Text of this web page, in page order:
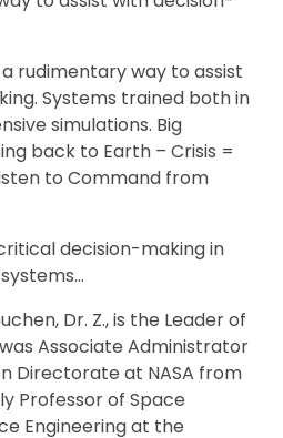
rudimentary way to assist
Systems trained both in
simulations. Big
back to Earth – Crisis =
to Command from
decision-making in
Dr. Z., is the Leader of
was Associate Administrator
Directorate at NASA from
Professor of Space
Engineering at the